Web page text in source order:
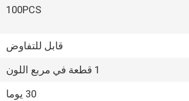
100PCS
قابل للتفاوض
1 قطعة في مربع اللون
30 يوما